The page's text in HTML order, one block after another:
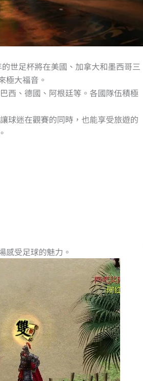
世足杯將在美國、加拿大和墨西哥三
極大福音。
西、德國、阿根廷等。各國隊伍積極
球迷在觀賽的同時，也能享受旅遊的
感受足球的魅力。